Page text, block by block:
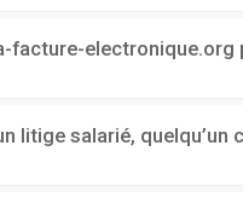
facture-
litige salarié, quelqu’un